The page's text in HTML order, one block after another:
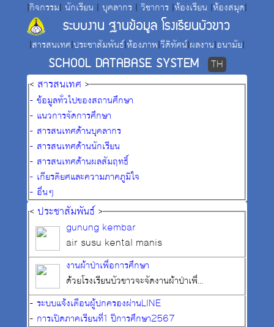
|กิจกรรม| นักเรียน | บุคลากร | วิชาการ |ห้องเรียน |ห้องสมุด|
ระบบงาน ฐานข้อมูล โรงเรียนบัวขาว
|สารสนเทศ|ประชาสัมพันธ์|ห้องภาพ|วีดิทัศน์|ผลงาน|อนามัย|
SCHOOL DATABASE SYSTEM TH
< สารสนเทศ >
- ข้อมูลทั่วไปของสถานศึกษา
- แนวการจัดการศึกษา
- สารสนเทศด้านบุคลากร
- สารสนเทศด้านนักเรียน
- สารสนเทศด้านผลสัมฤทธิ์
- เกียรติยศและความภาคภูมิใจ
- อื่นๆ
< ประชาสัมพันธ์>
gunung kembar
air susu kental manis
งานผ้าป่าเพื่อการศึกษา
ด้วยโรงเรียนบัวขาวจะจัดงานผ้าป่าเพื่...
- ระบบแจ้งเตือนผู้ปกครองผ่านLINE
- การเปิดภาคเรียนที่1 ปีการศึกษา2567